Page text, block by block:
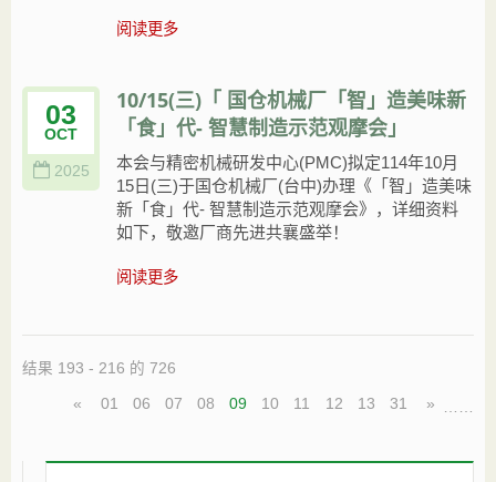
阅读更多
03
OCT
2025
10/15(三)「 国仓机械厂「智」造美味新
「食」代- 智慧制造示范观摩会」
本会与精密机械研发中心(PMC)拟定114年10月
15日(三)于国仓机械厂(台中)办理《「智」造美味
新「食」代- 智慧制造示范观摩会》，详细资料
如下，敬邀厂商先进共襄盛举！
阅读更多
结果 193 - 216 的 726
« 01 …
06 07 08 09 10 11 12 13 …
31 »